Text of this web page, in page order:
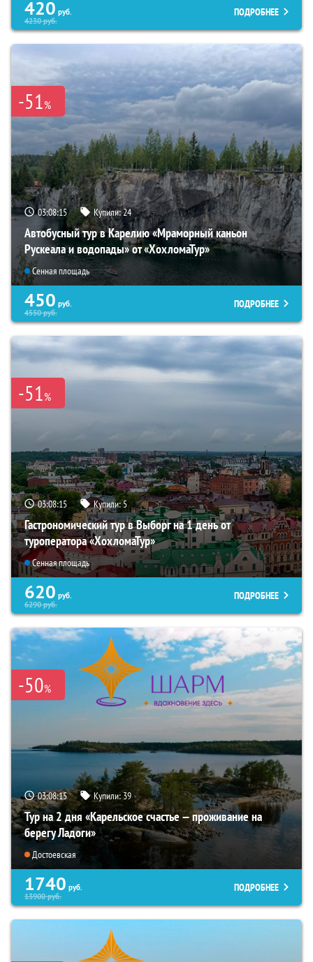
420 руб.
4230руб.
ПОДРОБНЕЕ
-51%
03:08:14 Купили:24
Автобусный тур в Карелию «Мраморный каньон
Рускеала и водопады» от «ХохломаТур»
Сенная площадь
450 руб.
4550руб.
ПОДРОБНЕЕ
-51%
03:08:14 Купили:5
Гастрономический тур в Выборг на 1 день от
туроператора «ХохломаТур»
Сенная площадь
620 руб.
6290руб.
ПОДРОБНЕЕ
-50%
03:08:14 Купили:39
Тур на 2 дня «Карельское счастье — проживание на
берегу Ладоги»
Достоевская
1740 руб.
13900руб.
ПОДРОБНЕЕ